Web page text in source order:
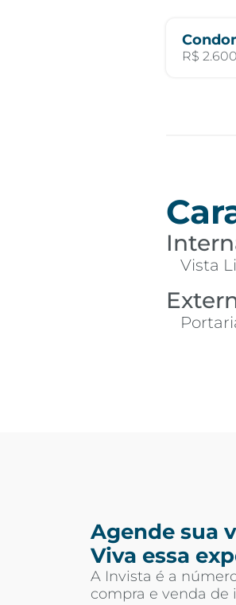
R$
Vista
Agende sua
Viva essa
A Invista é a
compra e venda de